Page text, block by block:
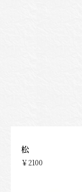
松
￥2100